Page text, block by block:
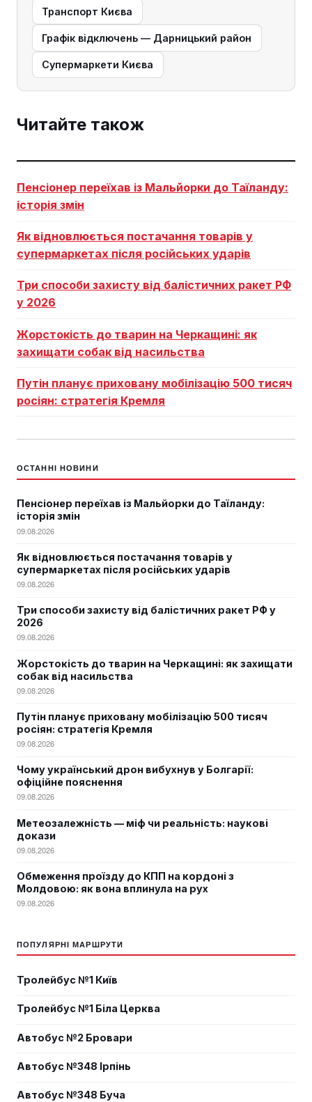
Транспорт Києва
Графік відключень — Дарницький район
Супермаркети Києва
Читайте також
Пенсіонер переїхав із Мальйорки до Таїланду:
історія змін
Як відновлюється постачання товарів у
супермаркетах після російських ударів
Три способи захисту від балістичних ракет РФ
у 2026
Жорстокість до тварин на Черкащині: як
захищати собак від насильства
Путін планує приховану мобілізацію 500 тисяч
росіян: стратегія Кремля
ОСТАННІ НОВИНИ
Пенсіонер переїхав із Мальйорки до Таїланду:
історія змін
09.08.2026
Як відновлюється постачання товарів у
супермаркетах після російських ударів
09.08.2026
Три способи захисту від балістичних ракет РФ у
2026
09.08.2026
Жорстокість до тварин на Черкащині: як захищати
собак від насильства
09.08.2026
Путін планує приховану мобілізацію 500 тисяч
росіян: стратегія Кремля
09.08.2026
Чому український дрон вибухнув у Болгарії:
офіційне пояснення
09.08.2026
Метеозалежність — міф чи реальність: наукові
докази
09.08.2026
Обмеження проїзду до КПП на кордоні з
Молдовою: як вона вплинула на рух
09.08.2026
ПОПУЛЯРНІ МАРШРУТИ
Тролейбус №1 Київ
Тролейбус №1 Біла Церква
Автобус №2 Бровари
Автобус №348 Ірпінь
Автобус №348 Буча